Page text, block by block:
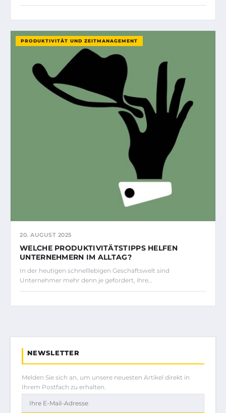
PRODUKTIVITÄT UND ZEITMANAGEMENT
20. AUGUST 2025
WELCHE PRODUKTIVITÄTSTIPPS HELFEN
UNTERNEHMERN IM ALLTAG?
In der heutigen schnelllebigen Geschäftswelt sind
Unternehmer mehr denn je gefordert, ihre…
NEWSLETTER
Melden Sie sich an, um unsere neuesten Artikel direkt in
Ihrem Postfach zu erhalten.